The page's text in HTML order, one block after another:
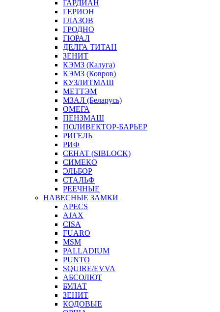
ГАРДИАН
ГЕРИОН
ГЛАЗОВ
ГРОДНО
ГЮРАЛ
ДЕЛГА ТИТАН
ЗЕНИТ
КЭМЗ (Калуга)
КЭМЗ (Ковров)
КУЗЛИТМАШ
МЕТТЭМ
МЗАЛ (Беларусь)
ОМЕГА
ПЕНЗМАШ
ПОЛИВЕКТОР-БАРЬЕР
РИГЕЛЬ
РИФ
СЕНАТ (SIBLOCK)
СИМЕКО
ЭЛЬБОР
СТАЛЬФ
РЕЕЧНЫЕ
НАВЕСНЫЕ ЗАМКИ
APECS
AJAX
CISA
FUARO
MSM
PALLADIUM
PUNTO
SQUIRE/EVVA
АБСОЛЮТ
БУЛАТ
ЗЕНИТ
КОДОВЫЕ